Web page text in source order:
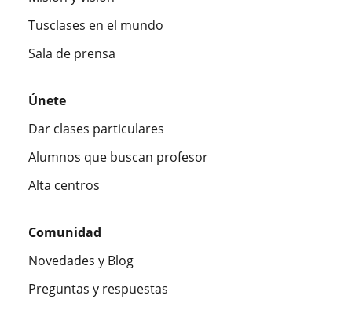
Tusclases en el mundo
Sala de prensa
Únete
Dar clases particulares
Alumnos que buscan profesor
Alta centros
Comunidad
Novedades y Blog
Preguntas y respuestas